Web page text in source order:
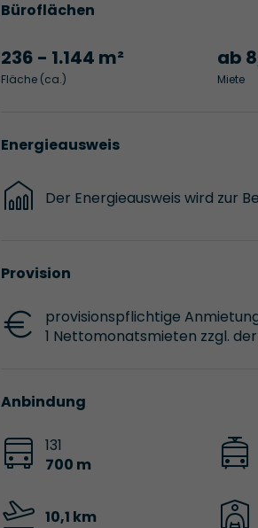
Büroflächen
236 - 1.144 m²
Fläche (ca.)
ab
Miete
Energieausweis
Der Energieausweis wird zur
Provision
provisionspflichtige
1 Nettomonatsmieten zzgl.
Anbindung
131
700 m
10,1 km